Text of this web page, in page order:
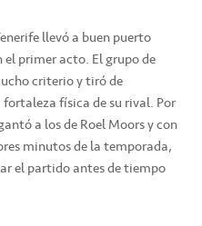
llevó a buen puerto
primer acto. El grupo de
criterio y tiró de
física de su rival. Por
a los de Roel Moors y con
minutos de la temporada,
el partido antes de tiempo